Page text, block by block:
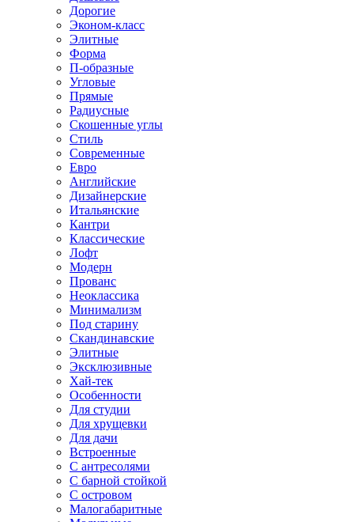
Дорогие
Эконом-класс
Элитные
Форма
П-образные
Угловые
Прямые
Радиусные
Скошенные углы
Стиль
Современные
Евро
Английские
Дизайнерские
Итальянские
Кантри
Классические
Лофт
Модерн
Прованс
Неоклассика
Минимализм
Под старину
Скандинавские
Элитные
Эксклюзивные
Хай-тек
Особенности
Для студии
Для хрущевки
Для дачи
Встроенные
С антресолями
С барной стойкой
С островом
Малогабаритные